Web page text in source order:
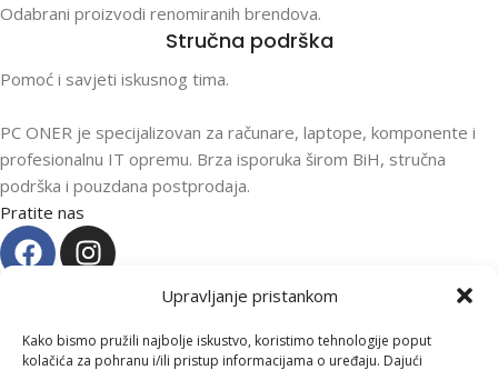
Upravljanje pristankom
Kako bismo pružili najbolje iskustvo, koristimo tehnologije poput
kolačića za pohranu i/ili pristup informacijama o uređaju. Dajući
Odabrani proizvodi renomiranih brendova.
Stručna podrška
Pomoć i savjeti iskusnog tima.
PC ONER je specijalizovan za računare, laptope, komponente i
profesionalnu IT opremu. Brza isporuka širom BiH, stručna
podrška i pouzdana postprodaja.
Pratite nas
Moj račun